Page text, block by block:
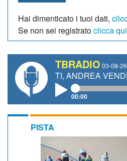
Hai dimenticato i tuoi dati,
Se non sei registratoclicca qui
TBRADIO 03-08-26
ANDREA VENDRAME,
00:00
PISTA